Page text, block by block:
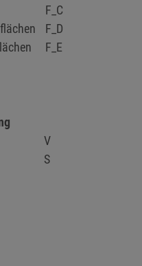
F_C
F_D
F_E
V
S